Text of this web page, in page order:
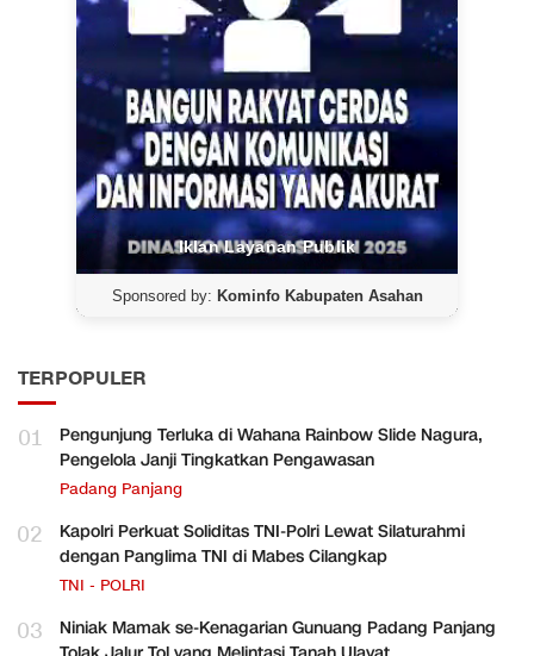
Iklan Layanan Publik
Sponsored by: Kominfo Kabupaten Asahan
TERPOPULER
01
Pengunjung Terluka di Wahana Rainbow Slide Nagura,
Pengelola Janji Tingkatkan Pengawasan
Padang Panjang
02
Kapolri Perkuat Soliditas TNI-Polri Lewat Silaturahmi
dengan Panglima TNI di Mabes Cilangkap
TNI - POLRI
03
Niniak Mamak se-Kenagarian Gunuang Padang Panjang